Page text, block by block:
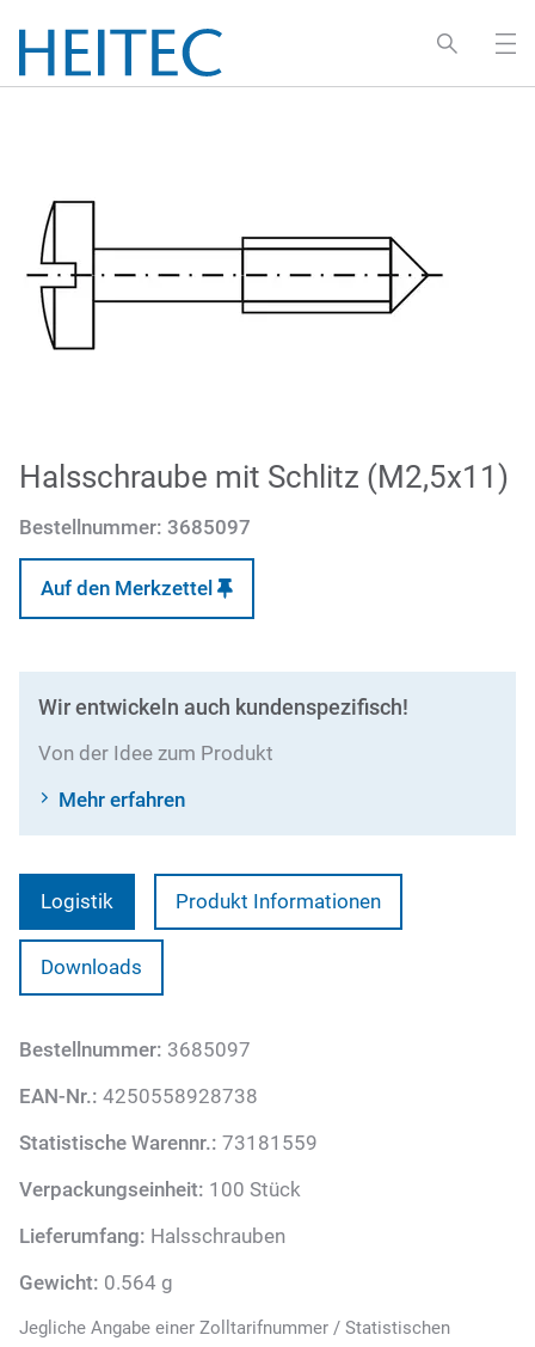
Halsschraube mit Schlitz (M2,5x11)
Bestellnummer: 3685097
Auf den Merkzettel
Wir entwickeln auch kundenspezifisch!
Von der Idee zum Produkt
Mehr erfahren
Logistik Produkt Informationen
Downloads
Bestellnummer: 3685097
EAN-Nr.: 4250558928738
Statistische Warennr.: 73181559
Verpackungseinheit: 100 Stück
Lieferumfang: Halsschrauben
Gewicht: 0.564 g
Jegliche Angabe einer Zolltarifnummer / Statistischen